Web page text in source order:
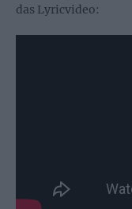
das Lyricvideo: